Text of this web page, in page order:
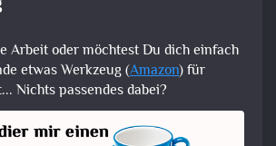
Arbeit oder möchtest Du dich einfach
etwas Werkzeug (Amazon) für
Nichts passendes dabei?